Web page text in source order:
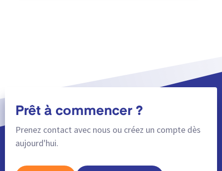
Prêt à commencer ?
Prenez contact avec nous ou créez un compte dès
aujourd'hui.